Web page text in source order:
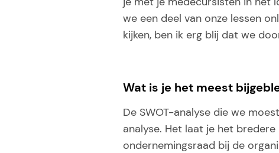
we een deel van onze lessen
kijken, ben ik erg blij dat we
Wat is je het meest
De SWOT-analyse die we
analyse. Het laat je het
ondernemingsraad bij de